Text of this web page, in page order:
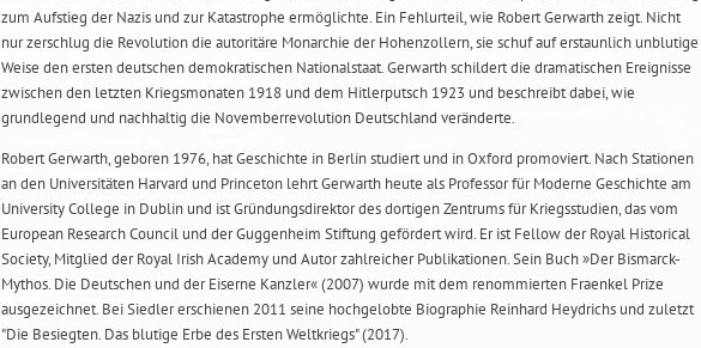
zum Aufstieg der Nazis und zur Katastrophe ermöglichte. Ein Fehlurteil, wie Robert Gerwarth zeigt. Nicht
nur zerschlug die Revolution die autoritäre Monarchie der Hohenzollern, sie schuf auf erstaunlich unblutige
Weise den ersten deutschen demokratischen Nationalstaat. Gerwarth schildert die dramatischen Ereignisse
zwischen den letzten Kriegsmonaten 1918 und dem Hitlerputsch 1923 und beschreibt dabei, wie
grundlegend und nachhaltig die Novemberrevolution Deutschland veränderte.
Robert Gerwarth, geboren 1976, hat Geschichte in Berlin studiert und in Oxford promoviert. Nach Stationen
an den Universitäten Harvard und Princeton lehrt Gerwarth heute als Professor für Moderne Geschichte am
University College in Dublin und ist Gründungsdirektor des dortigen Zentrums für Kriegsstudien, das vom
European Research Council und der Guggenheim Stiftung gefördert wird. Er ist Fellow der Royal Historical
Society, Mitglied der Royal Irish Academy und Autor zahlreicher Publikationen. Sein Buch »Der Bismarck-
Mythos. Die Deutschen und der Eiserne Kanzler« (2007) wurde mit dem renommierten Fraenkel Prize
ausgezeichnet. Bei Siedler erschienen 2011 seine hochgelobte Biographie Reinhard Heydrichs und zuletzt
"Die Besiegten. Das blutige Erbe des Ersten Weltkriegs" (2017).